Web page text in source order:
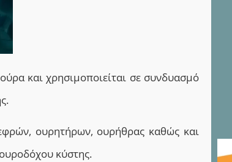
και χρησιμοποιείται σε συνδυασμό
ουρητήρων, ουρήθρας καθώς και
κύστης.